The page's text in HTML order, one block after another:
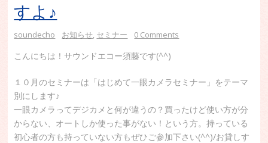
すよ♪
soundecho お知らせ, セミナー 0 Comments
こんにちは！サウンドエコー須藤です(^^)
１０月のセミナーは「はじめて一眼カメラセミナー」をテーマ
別にします♪
一眼カメラってデジカメと何が違うの？買ったけど使い方が分
からない、オートしか使った事がない！という方。持っている
初心者の方も持っていない方もぜひご参加下さい(^^)/お貸しす